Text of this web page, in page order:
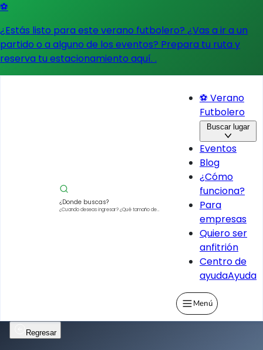
⚽
¿Estás listo para este verano futbolero? ¿Vas a ir a un
partido o a alguno de los eventos? Prepara tu ruta y
reserva tu estacionamiento aquí. .
¿Donde buscas?
¿Cuando deseas ingresar?¿Qué tamaño de
⚽ Verano
Futbolero
Buscar lugar
Eventos
Blog
¿Cómo
funciona?
Para
empresas
Quiero ser
anfitrión
Centro de
ayudaAyuda
Menú
Regresar